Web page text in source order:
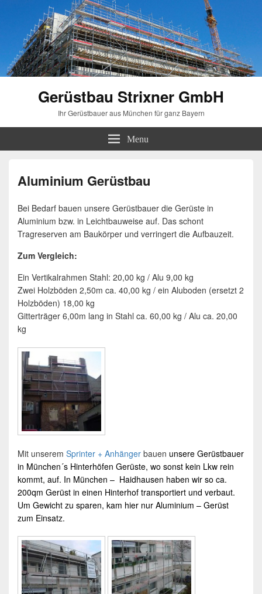
Gerüstbau Strixner GmbH
Ihr Gerüstbauer aus München für ganz Bayern
Menu
Aluminium Gerüstbau
Bei Bedarf bauen unsere Gerüstbauer die Gerüste in
Aluminium bzw. in Leichtbauweise auf. Das schont
Tragreserven am Baukörper und verringert die Aufbauzeit.
Zum Vergleich:
Ein Vertikalrahmen Stahl: 20,00 kg / Alu 9,00 kg
Zwei Holzböden 2,50m ca. 40,00 kg / ein Aluboden (ersetzt 2
Holzböden) 18,00 kg
Gitterträger 6,00m lang in Stahl ca. 60,00 kg / Alu ca. 20,00
kg
Mit unserem Sprinter + Anhänger bauen unsere Gerüstbauer
in München´s Hinterhöfen Gerüste, wo sonst kein Lkw rein
kommt, auf. In München – Haidhausen haben wir so ca.
200qm Gerüst in einen Hinterhof transportiert und verbaut.
Um Gewicht zu sparen, kam hier nur Aluminium – Gerüst
zum Einsatz.